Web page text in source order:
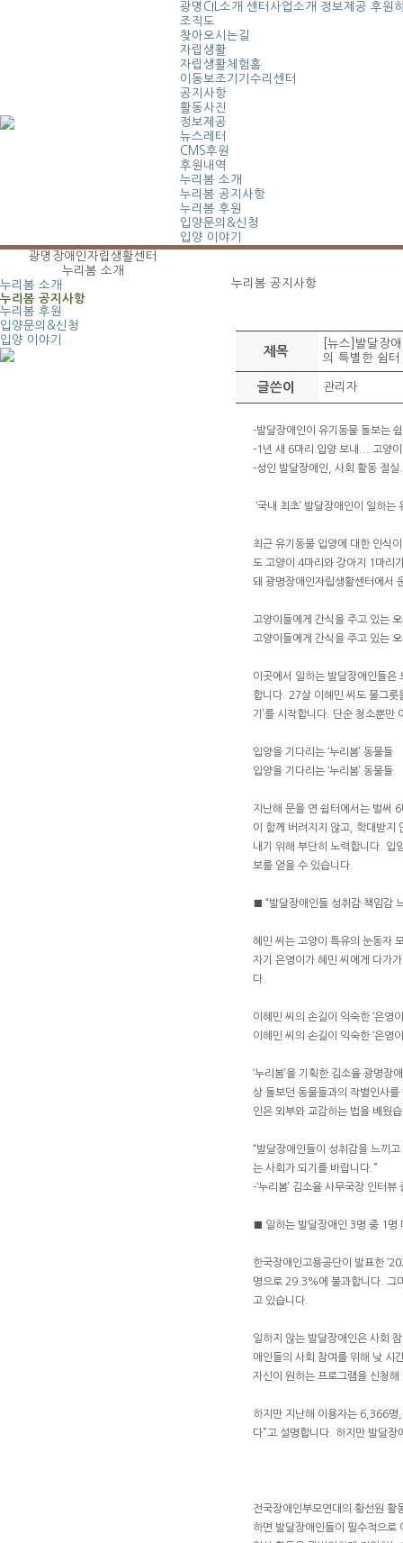
광명CIL소개 센터사업소개 정보제공 후원
조직도
찾아오시는길
자립생활
자립생활체험홈
이동보조기기수리센터
공지사항
활동사진
정보제공
뉴스레터
CMS후원
후원내역
누리봄 소개
누리봄 공지사항
누리봄 후원
입양문의&신청
입양 이야기
광명장애인자립생활센터
누리봄 소개
누리봄 소개
누리봄 공지사항
누리봄 후원
입양문의&신청
입양 이야기
누리봄 공지사항
제목
[뉴스]발달장
의 특별한 쉼터
글쓴이 관리자
-발달장애인이 유기동물 돌보는 쉼
-1년 새 6마리 입양 보내... 고양
-성인 발달장애인, 사회 활동 절
‘국내 최초’ 발달장애인이 일하는
최근 유기동물 입양에 대한 인식
도 고양이 4마리와 강아지 1마리
돼 광명장애인자립생활센터에서
고양이들에게 간식을 주고 있는
고양이들에게 간식을 주고 있는
이곳에서 일하는 발달장애인들
합니다. 27살 이혜민 씨도 물그릇
기’를 시작합니다. 단순 청소뿐
입양을 기다리는 ‘누리봄’ 동물들
입양을 기다리는 ‘누리봄’ 동물들
지난해 문을 연 쉼터에서는 벌써
이 함께 버려지지 않고, 학대받지
내기 위해 부단히 노력합니다.
보를 얻을 수 있습니다.
■ “발달장애인들 성취감·책임감
혜민 씨는 고양이 특유의 눈동자
자기 은영이가 혜민 씨에게 다가
다.
이혜민 씨의 손길이 익숙한 ‘은영이
이혜민 씨의 손길이 익숙한 ‘은영이
‘누리봄’을 기획한 김소율 광명
상 돌보던 동물들과의 작별인사
인은 외부와 교감하는 법을 배웠
“발달장애인들이 성취감을 느끼
는 사회가 되기를 바랍니다.”
-‘누리봄’ 김소율 사무국장 인터뷰
■ 일하는 발달장애인 3명 중 1명
한국장애인고용공단이 발표한
명으로 29.3%에 불과합니다. 그
고 있습니다.
일하지 않는 발달장애인은 사회
애인들의 사회 참여를 위해 낮 시
자신이 원하는 프로그램을 신청
하지만 지난해 이용자는 6,366명
다”고 설명합니다. 하지만 발달
전국장애인부모연대의 황선원 활
하면 발달장애인들이 필수적으로